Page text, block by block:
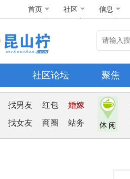
首页 社区 信息
社区论坛 聚焦
找男友 红包 婚嫁
找女友 商圈 站务